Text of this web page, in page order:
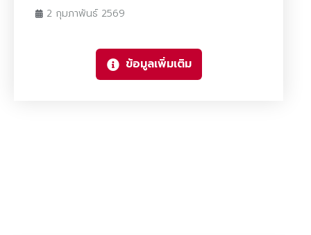
2 กุมภาพันธ์ 2569
ข้อมูลเพิ่มเติม